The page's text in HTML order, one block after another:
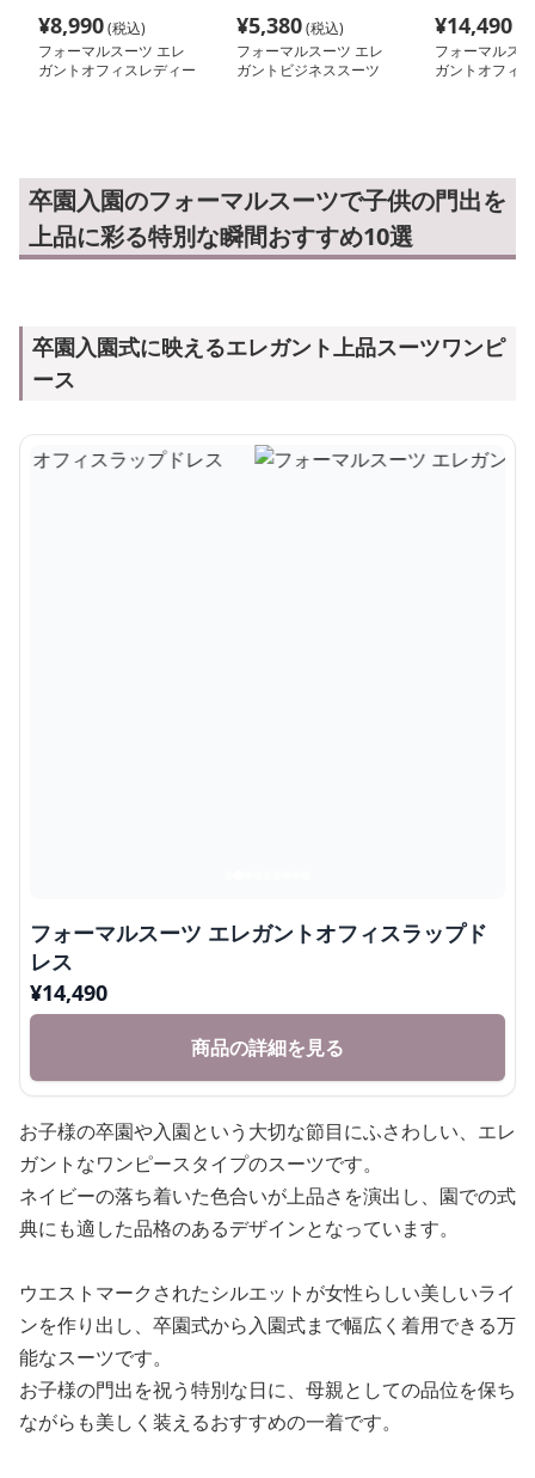
¥8,990(税込)
フォーマルスーツ エレ
ガントオフィスレディー
¥5,380(税込)
フォーマルスーツ エレ
ガントビジネススーツ
¥14,490
フォーマルス
ガントオフィ
卒園入園のフォーマルスーツで子供の門出を
上品に彩る特別な瞬間おすすめ10選
卒園入園式に映えるエレガント上品スーツワンピ
ース
フォーマルスーツ エレガントオフィスラップド
レス
¥14,490
商品の詳細を見る
お子様の卒園や入園という大切な節目にふさわしい、エレ
ガントなワンピースタイプのスーツです。
ネイビーの落ち着いた色合いが上品さを演出し、園での式
典にも適した品格のあるデザインとなっています。
ウエストマークされたシルエットが女性らしい美しいライ
ンを作り出し、卒園式から入園式まで幅広く着用できる万
能なスーツです。
お子様の門出を祝う特別な日に、母親としての品位を保ち
ながらも美しく装えるおすすめの一着です。